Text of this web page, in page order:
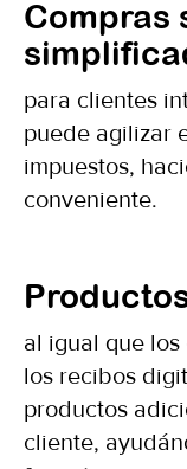
Compras
para clientes
puede agilizar
impuestos,
conveniente.
al igual que
los recibos
productos
cliente,